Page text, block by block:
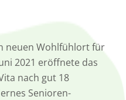
neuen Wohlfühlort für
2021 eröffnete das
nach gut 18
Senioren-